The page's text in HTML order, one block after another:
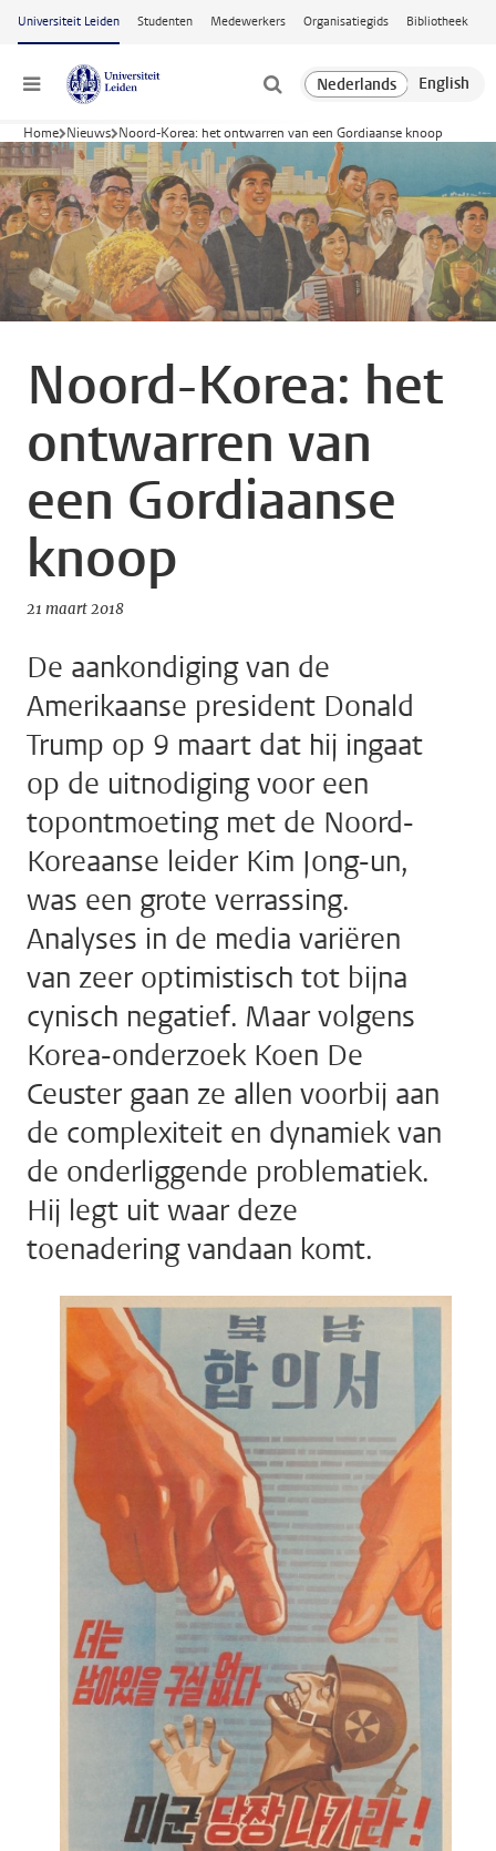
Ga naar hoofdinhoud
Universiteit Leiden Studenten Medewerkers Organisatiegids Bibliotheek
Menu
Home Nieuws Noord-Korea: het ontwarren van een Gordiaanse knoop
Noord-Korea: het
ontwarren van
een Gordiaanse
knoop
21 maart 2018
De aankondiging van de
Amerikaanse president Donald
Trump op 9 maart dat hij ingaat
op de uitnodiging voor een
topontmoeting met de Noord-
Koreaanse leider Kim Jong-un,
was een grote verrassing.
Analyses in de media variëren
van zeer optimistisch tot bijna
cynisch negatief. Maar volgens
Korea-onderzoek Koen De
Ceuster gaan ze allen voorbij aan
de complexiteit en dynamiek van
de onderliggende problematiek.
Hij legt uit waar deze
toenadering vandaan komt.